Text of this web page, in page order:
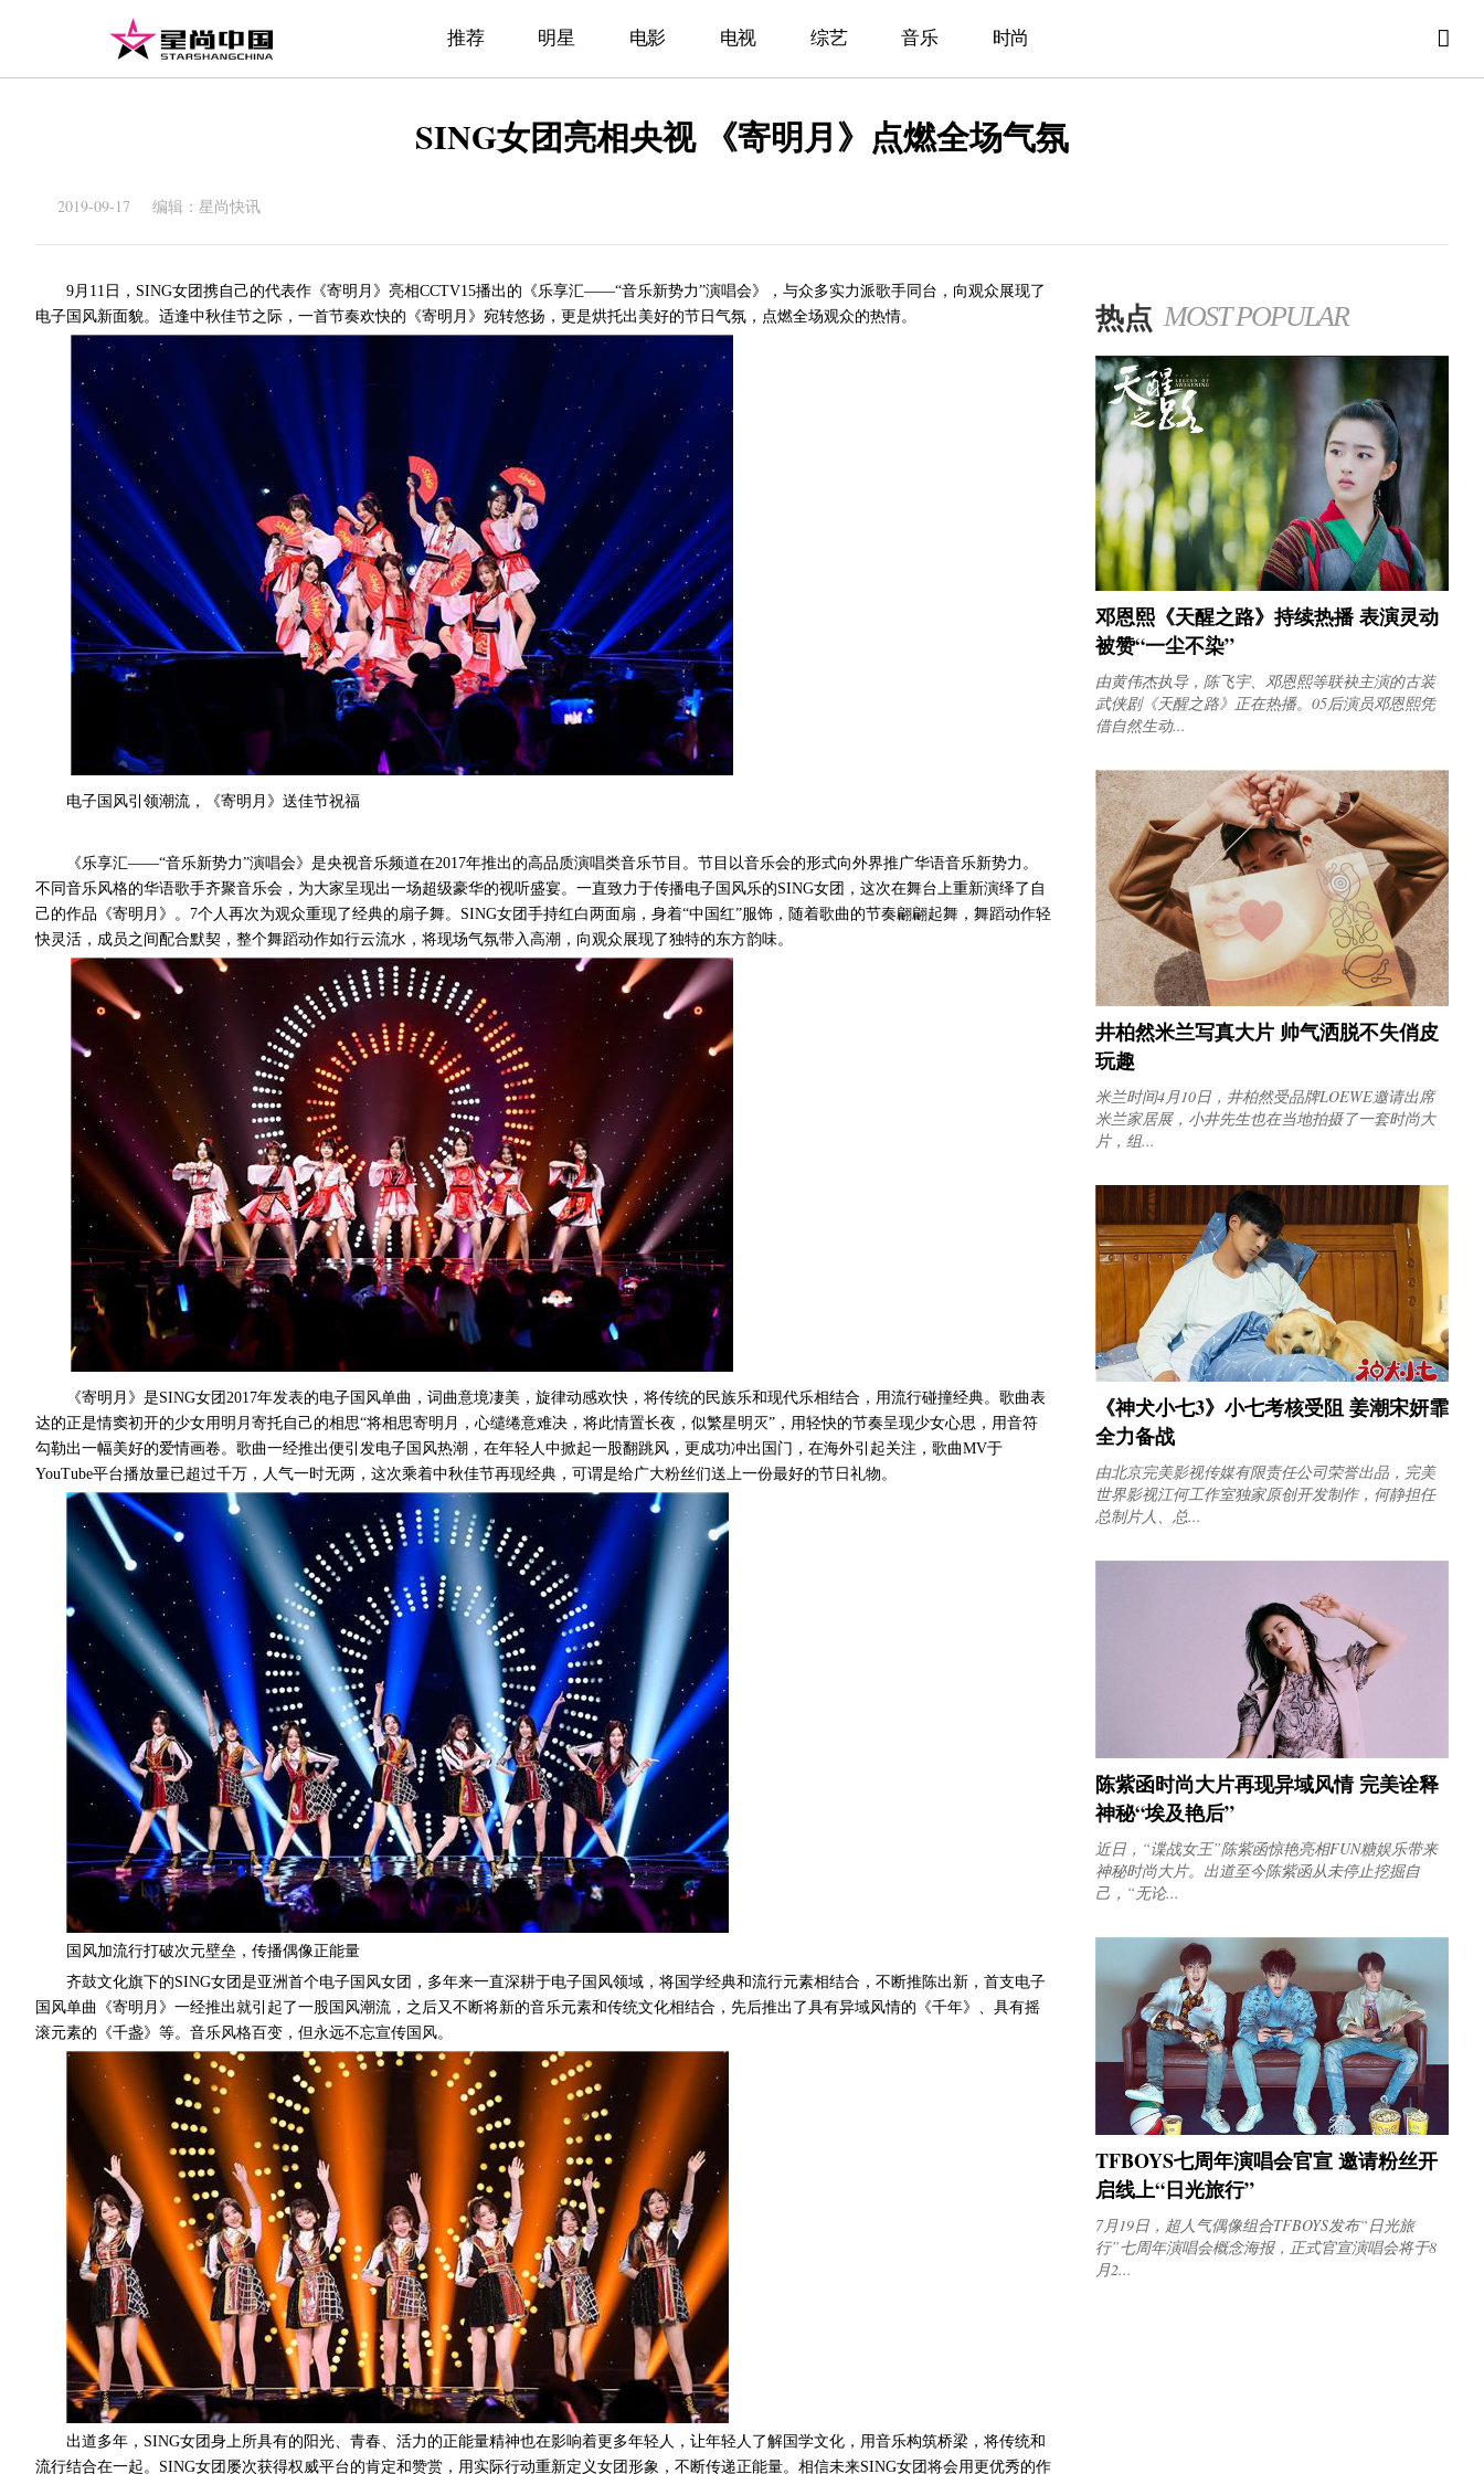
推荐 明星 电影 电视 综艺 音乐 时尚
SING女团亮相央视 《寄明月》点燃全场气氛
2019-09-17 编辑：星尚快讯
9月11日，SING女团携自己的代表作《寄明月》亮相CCTV15播出的《乐享汇——“音乐新势力”演唱会》，与众多实力派歌手同台，向观众展现了
电子国风新面貌。适逢中秋佳节之际，一首节奏欢快的《寄明月》宛转悠扬，更是烘托出美好的节日气氛，点燃全场观众的热情。
电子国风引领潮流，《寄明月》送佳节祝福
《乐享汇——“音乐新势力”演唱会》是央视音乐频道在2017年推出的高品质演唱类音乐节目。节目以音乐会的形式向外界推广华语音乐新势力。
不同音乐风格的华语歌手齐聚音乐会，为大家呈现出一场超级豪华的视听盛宴。一直致力于传播电子国风乐的SING女团，这次在舞台上重新演绎了自
己的作品《寄明月》。7个人再次为观众重现了经典的扇子舞。SING女团手持红白两面扇，身着“中国红”服饰，随着歌曲的节奏翩翩起舞，舞蹈动作轻
快灵活，成员之间配合默契，整个舞蹈动作如行云流水，将现场气氛带入高潮，向观众展现了独特的东方韵味。
《寄明月》是SING女团2017年发表的电子国风单曲，词曲意境凄美，旋律动感欢快，将传统的民族乐和现代乐相结合，用流行碰撞经典。歌曲表
达的正是情窦初开的少女用明月寄托自己的相思“将相思寄明月，心缱绻意难决，将此情置长夜，似繁星明灭”，用轻快的节奏呈现少女心思，用音符
勾勒出一幅美好的爱情画卷。歌曲一经推出便引发电子国风热潮，在年轻人中掀起一股翻跳风，更成功冲出国门，在海外引起关注，歌曲MV于
YouTube平台播放量已超过千万，人气一时无两，这次乘着中秋佳节再现经典，可谓是给广大粉丝们送上一份最好的节日礼物。
国风加流行打破次元壁垒，传播偶像正能量
齐鼓文化旗下的SING女团是亚洲首个电子国风女团，多年来一直深耕于电子国风领域，将国学经典和流行元素相结合，不断推陈出新，首支电子
国风单曲《寄明月》一经推出就引起了一股国风潮流，之后又不断将新的音乐元素和传统文化相结合，先后推出了具有异域风情的《千年》、具有摇
滚元素的《千盏》等。音乐风格百变，但永远不忘宣传国风。
出道多年，SING女团身上所具有的阳光、青春、活力的正能量精神也在影响着更多年轻人，让年轻人了解国学文化，用音乐构筑桥梁，将传统和
流行结合在一起。SING女团屡次获得权威平台的肯定和赞赏，用实际行动重新定义女团形象，不断传递正能量。相信未来SING女团将会用更优秀的作
热点 MOST POPULAR
邓恩熙《天醒之路》持续热播 表演灵动
被赞“一尘不染”
由黄伟杰执导，陈飞宇、邓恩熙等联袂主演的古装
武侠剧《天醒之路》正在热播。05后演员邓恩熙凭
借自然生动...
井柏然米兰写真大片 帅气洒脱不失俏皮
玩趣
米兰时间4月10日，井柏然受品牌LOEWE邀请出席
米兰家居展，小井先生也在当地拍摄了一套时尚大
片，组...
《神犬小七3》小七考核受阻 姜潮宋妍霏
全力备战
由北京完美影视传媒有限责任公司荣誉出品，完美
世界影视江何工作室独家原创开发制作，何静担任
总制片人、总...
陈紫函时尚大片再现异域风情 完美诠释
神秘“埃及艳后”
近日，“谍战女王”陈紫函惊艳亮相FUN糖娱乐带来
神秘时尚大片。出道至今陈紫函从未停止挖掘自
己，“无论...
TFBOYS七周年演唱会官宣 邀请粉丝开
启线上“日光旅行”
7月19日，超人气偶像组合TFBOYS发布“日光旅
行”七周年演唱会概念海报，正式官宣演唱会将于8
月2...